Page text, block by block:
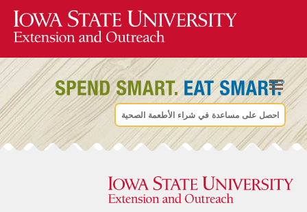
احصل على مساعدة في شراء الأطعمة الصحية